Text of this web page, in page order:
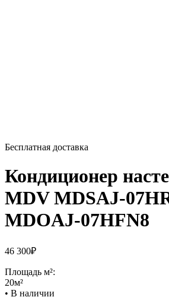
Бесплатная доставка
Кондиционер
MDV MDSAJ-
MDOAJ-07HFN8
46 300₽
Площадь м²:
20м²
• В наличии